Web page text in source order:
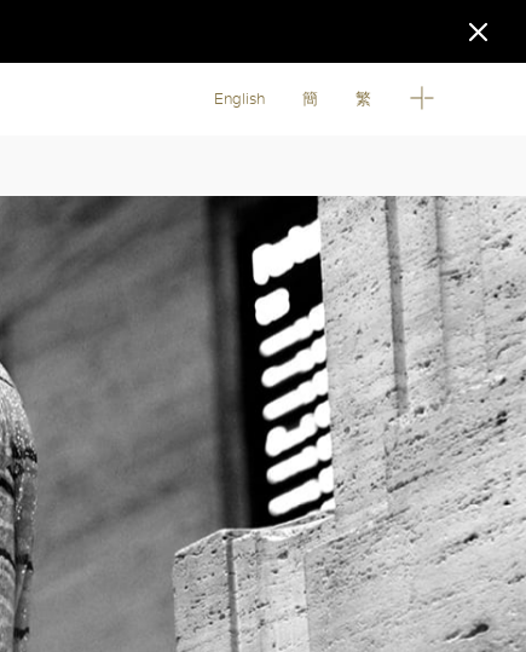
English 簡 繁